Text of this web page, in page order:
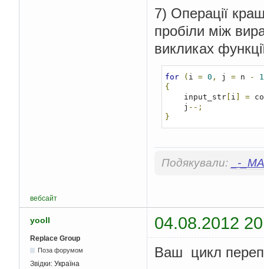
7) Операції
пробіли між
викликах
for ( i = 0 , j = n - 1
{
    input_str
[ i =
    j
--;
}
Подякували: _-
вебсайт
yooll 04.08.2012
Replace Group
Поза форумом
Звідки: Україна
Ваш цикл